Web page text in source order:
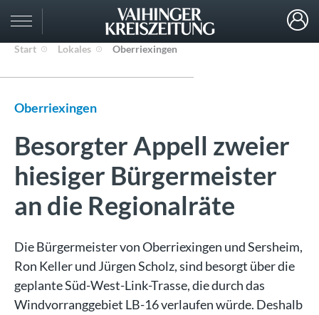
Start Lokales Oberriexingen
Oberriexingen
Besorgter Appell zweier
hiesiger Bürgermeister
an die Regionalräte
Die Bürgermeister von Oberriexingen und Sersheim,
Ron Keller und Jürgen Scholz, sind besorgt über die
geplante Süd-West-Link-Trasse, die durch das
Windvorranggebiet LB-16 verlaufen würde. Deshalb